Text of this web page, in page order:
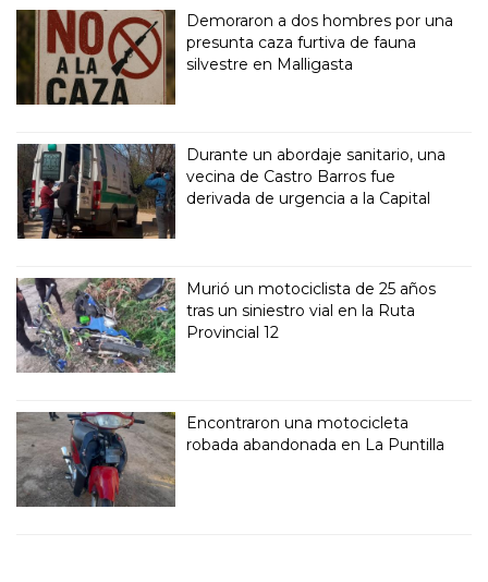
Demoraron a dos hombres por una
presunta caza furtiva de fauna
silvestre en Malligasta
Durante un abordaje sanitario, una
vecina de Castro Barros fue
derivada de urgencia a la Capital
Murió un motociclista de 25 años
tras un siniestro vial en la Ruta
Provincial 12
Encontraron una motocicleta
robada abandonada en La Puntilla